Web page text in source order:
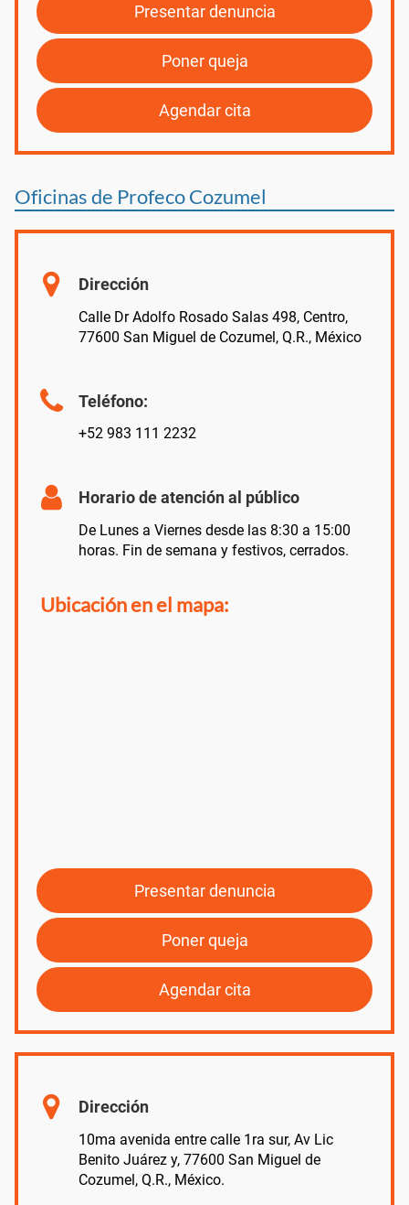
Presentar denuncia
Poner queja
Agendar cita
Oficinas de Profeco Cozumel
Dirección
Calle Dr Adolfo Rosado Salas 498, Centro,
77600 San Miguel de Cozumel, Q.R., México
Teléfono:
+52 983 111 2232
Horario de atención al público
De Lunes a Viernes desde las 8:30 a 15:00
horas. Fin de semana y festivos, cerrados.
Ubicación en el mapa:
Presentar denuncia
Poner queja
Agendar cita
Dirección
10ma avenida entre calle 1ra sur, Av Lic
Benito Juárez y, 77600 San Miguel de
Cozumel, Q.R., México.